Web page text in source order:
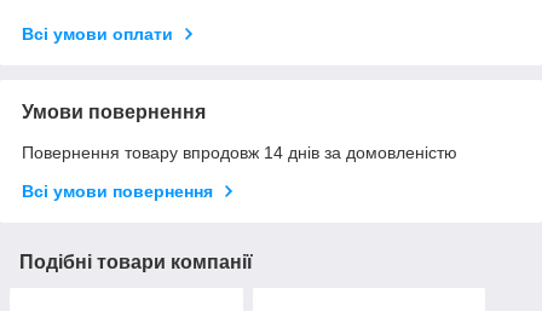
Всі умови оплати
Умови повернення
Повернення товару впродовж 14 днів за домовленістю
Всі умови повернення
Подібні товари компанії